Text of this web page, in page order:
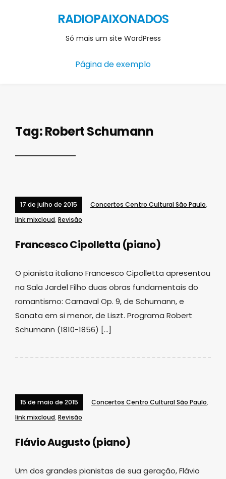
RADIOPAIXONADOS
Só mais um site WordPress
Página de exemplo
Tag: Robert Schumann
17 de julho de 2015 Concertos Centro Cultural São Paulo,
link mixcloud, Revisão
Francesco Cipolletta (piano)
O pianista italiano Francesco Cipolletta apresentou
na Sala Jardel Filho duas obras fundamentais do
romantismo: Carnaval Op. 9, de Schumann, e
Sonata em si menor, de Liszt. Programa Robert
Schumann (1810-1856) […]
15 de maio de 2015 Concertos Centro Cultural São Paulo,
link mixcloud, Revisão
Flávio Augusto (piano)
Um dos grandes pianistas de sua geração, Flávio